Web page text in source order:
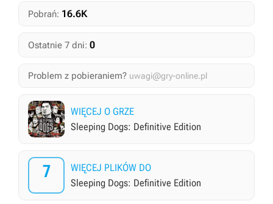
Pobrań: 16.6K
Ostatnie 7 dni: 0
Problem z pobieraniem? uwagi@gry-online.pl
WIĘCEJ O GRZE
Sleeping Dogs: Definitive Edition
7
WIĘCEJ PLIKÓW DO
Sleeping Dogs: Definitive Edition